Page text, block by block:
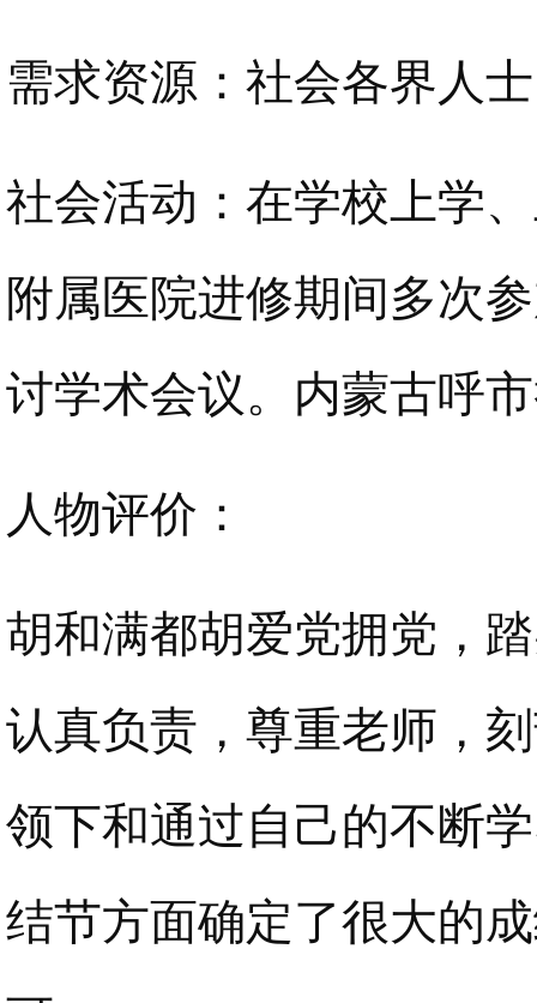
需求资源：社会各界人士
社会活动：在学校上学
附属医院进修期间多次
讨学术会议。内蒙古呼
人物评价：
胡和满都胡爱党拥党，
认真负责，尊重老师，
领下和通过自己的不断
结节方面确定了很大的